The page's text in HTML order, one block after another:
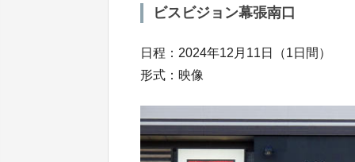
ビスビジョン幕張南口
日程：2024年12月11日（1日間）
形式：映像